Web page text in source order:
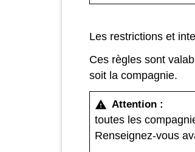
Les restrictions et
Ces règles sont
soit la compagnie.
warning Attention :
toutes les
Renseignez-vous